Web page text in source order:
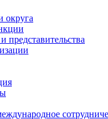
округа
представительства